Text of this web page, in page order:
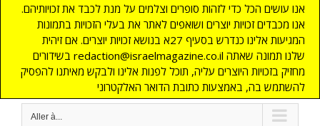
אנו עושים הכל כדי לזהות סופרים וצלמים על מנת לכבד את זכויותיהם.
אנו מכבדים זכויות יוצרים ושואפים לאתר את בעלי הזכויות בתמונות
המגיעות אלינו כנדרש בסעיף 27א בנושא זכויות יוצרים. אם זיהית
בשידורים redaction@israelmagazine.co.il שלנו תמונה שאתה
מחזיק בזכויות היוצרים עליה, תוכל לפנות אלינו ולבקש מאיתנו להפסיק
להשתמש בה, באמצעות כתובת הדואר האלקטרוני
Aller à...